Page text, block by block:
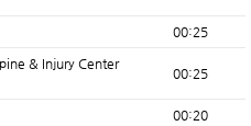
00:25
& Injury Center
00:25
00:20